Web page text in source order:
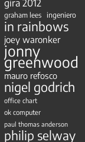
gira 2012
graham lees ingeniero
in rainbows
joey waronker
jonny
greenwood
mauro refosco
nigel godrich
office chart
ok computer
paul thomas anderson
philip selway